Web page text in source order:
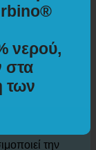
νερού
νερού,
στα